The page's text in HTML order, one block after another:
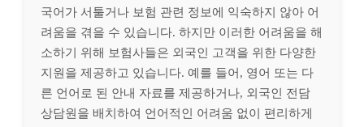
국어가 서툴거나 보험 관련 정보에 익숙하지 않아 어
려움을 겪을 수 있습니다. 하지만 이러한 어려움을 해
소하기 위해 보험사들은 외국인 고객을 위한 다양한
지원을 제공하고 있습니다. 예를 들어, 영어 또는 다
른 언어로 된 안내 자료를 제공하거나, 외국인 전담
상담원을 배치하여 언어적인 어려움 없이 편리하게